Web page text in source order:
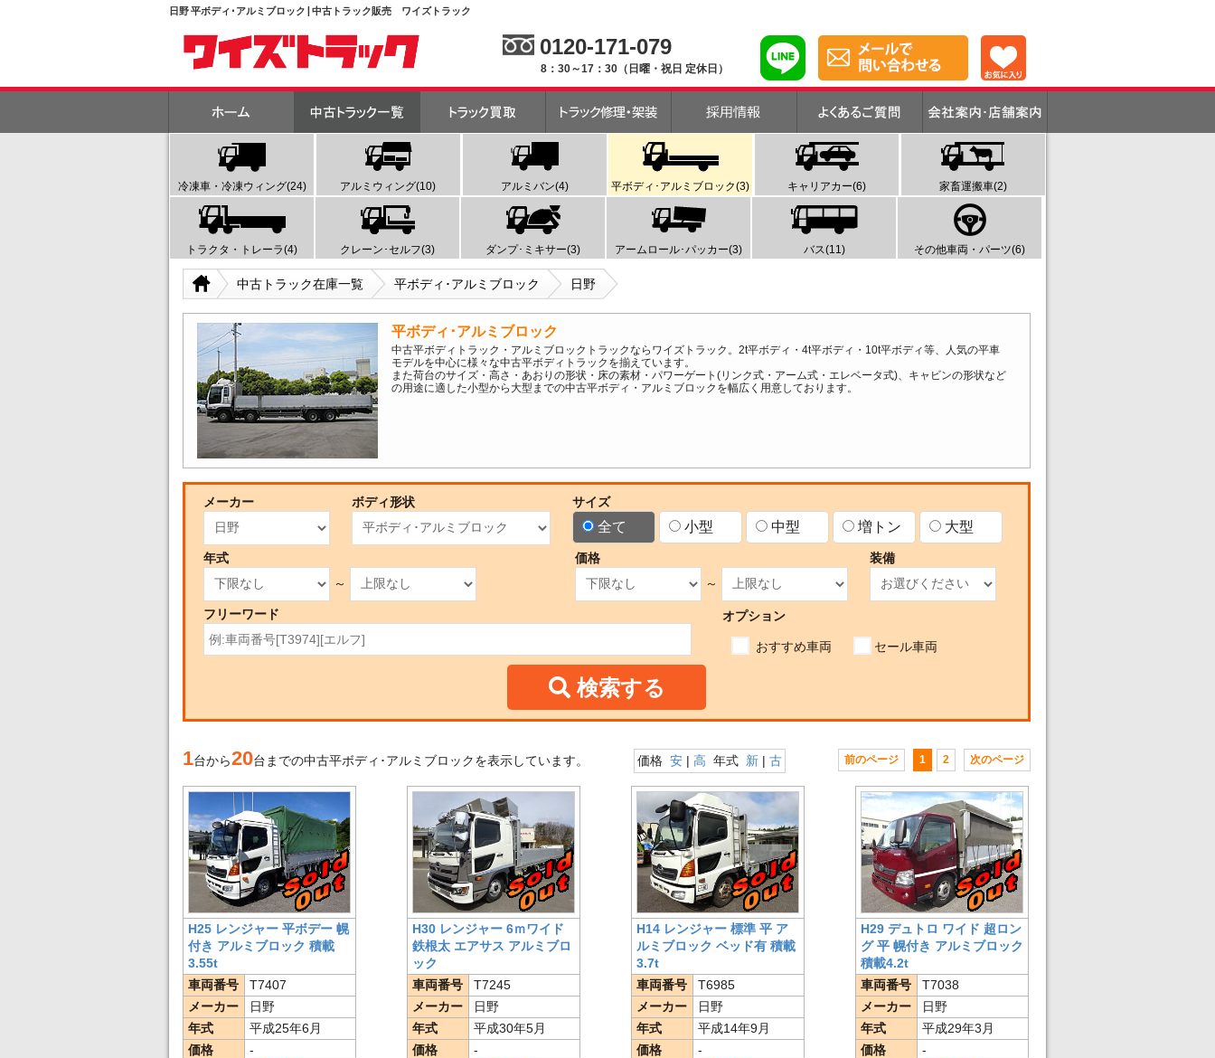
日野 平ボディ･アルミブロック | 中古トラック販売 ワイズトラック
0120-171-079
8：30～17：30（日曜・祝日 定休日）
冷凍車・冷凍ウィング(24) アルミウィング(10) アルミバン(4) 平ボディ･アルミブロック(3) キャリアカー(6) 家畜運搬車(2)
トラクタ・トレーラ(4) クレーン･セルフ(3) ダンプ･ミキサー(3) アームロール･パッカー(3) バス(11) その他車両・パーツ(6)
中古トラック在庫一覧 平ボディ･アルミブロック 日野
平ボディ･アルミブロック
中古平ボディトラック・アルミブロックトラックならワイズトラック。2t平ボディ・4t平ボディ・10t平ボディ等、人気の平車
モデルを中心に様々な中古平ボディトラックを揃えています。
また荷台のサイズ・高さ・あおりの形状・床の素材・パワーゲート(リンク式・アーム式・エレベータ式)、キャビンの形状など
の用途に適した小型から大型までの中古平ボディ・アルミブロックを幅広く用意しております。
メーカー ボディ形状 サイズ
全て 小型 中型 増トン 大型
年式
～
価格
～
装備
フリーワード オプション
おすすめ車両 セール車両
検索する
1台から20台までの中古平ボディ･アルミブロックを表示しています。 価格 安 | 高 年式 新 | 古 前のページ 1 2 次のページ
H25 レンジャー 平ボデー 幌
付き アルミブロック 積載
3.55t
車両番号
T7407
メーカー
日野
年式
平成25年6月
価格
-
H30 レンジャー 6ｍワイド
鉄根太 エアサス アルミブロ
ック
車両番号
T7245
メーカー
日野
年式
平成30年5月
価格
-
H14 レンジャー 標準 平 ア
ルミブロック ベッド有 積載
3.7t
車両番号
T6985
メーカー
日野
年式
平成14年9月
価格
-
H29 デュトロ ワイド 超ロン
グ 平 幌付き アルミブロック
積載4.2t
車両番号
T7038
メーカー
日野
年式
平成29年3月
価格
-